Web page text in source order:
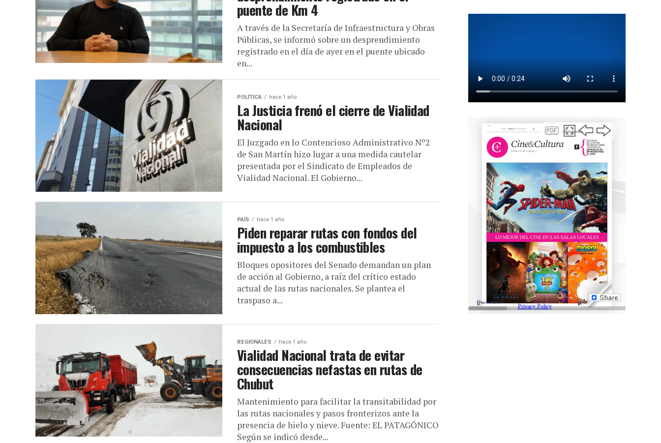
puente de Km 4
A través de la Secretaría de Infraestructura y Obras
Públicas, se informó sobre un desprendimiento
registrado en el día de ayer en el puente ubicado
en...
POLÍTICA hace 1 año
La Justicia frenó el cierre de Vialidad
Nacional
El Juzgado en lo Contencioso Administrativo Nº2
de San Martín hizo lugar a una medida cautelar
presentada por el Sindicato de Empleados de
Vialidad Nacional. El Gobierno...
PAÍS hace 1 año
Piden reparar rutas con fondos del
impuesto a los combustibles
Bloques opositores del Senado demandan un plan
de acción al Gobierno, a raíz del crítico estado
actual de las rutas nacionales. Se plantea el
traspaso a...
REGIONALES hace 1 año
Vialidad Nacional trata de evitar
consecuencias nefastas en rutas de
Chubut
Mantenimiento para facilitar la transitabilidad por
las rutas nacionales y pasos fronterizos ante la
presencia de hielo y nieve. Fuente: EL PATAGÓNICO
Según se indicó desde...